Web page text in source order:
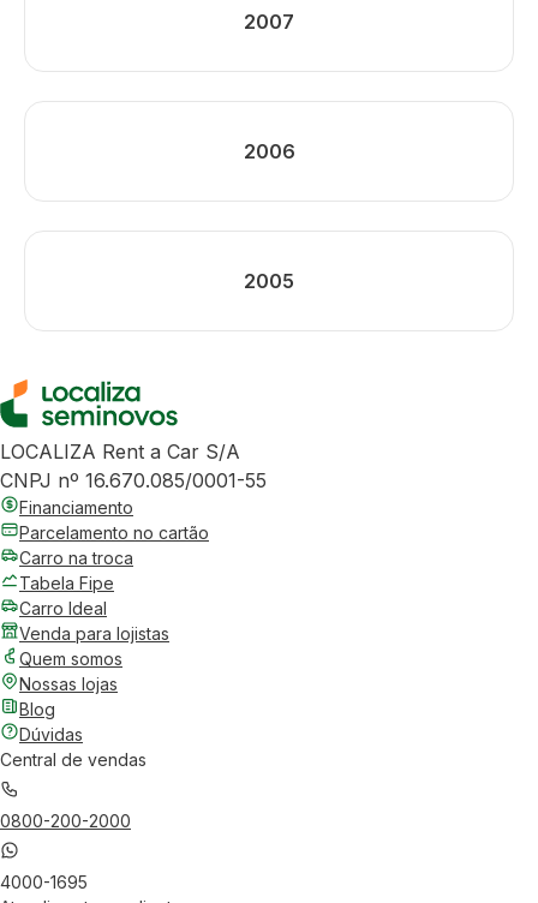
2007
2006
2005
LOCALIZA Rent a Car S/A
CNPJ nº 16.670.085/0001-55
Financiamento
Parcelamento no cartão
Carro na troca
Tabela Fipe
Carro Ideal
Venda para lojistas
Quem somos
Nossas lojas
Blog
Dúvidas
Central de vendas
0800-200-2000
4000-1695